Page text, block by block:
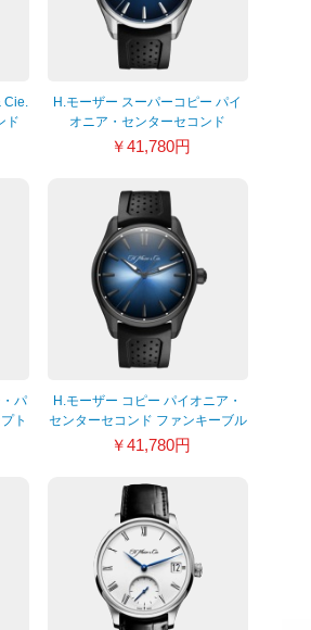
Cie.
ド
H.モーザー スーパーコピー パイ
オニア・センターセコンド
H.Moser & Cie. 3200-1200
￥41,780円
パ
ト
H.モーザー コピー パイオニア・
センターセコンド ファンキーブル
ー ブラック エディション 3200-
￥41,780円